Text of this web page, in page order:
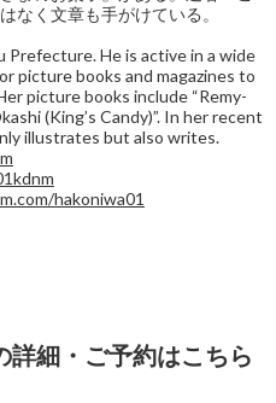
なく文章も手がけている。
Prefecture. He is active in a wide
picture books and magazines to
picture books include “Remy-
(King’s Candy)”. In her recent
illustrates but also writes.
hakoniwa01
詳細・ご予約はこちら